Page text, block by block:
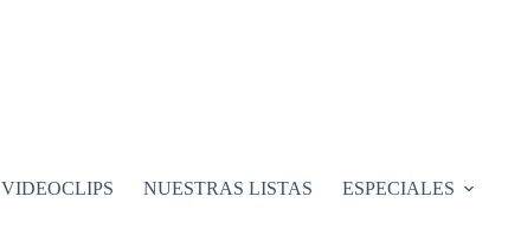
VIDEOCLIPS NUESTRAS LISTAS ESPECIALES